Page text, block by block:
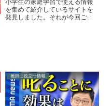
小学生の家庭学習で使える情報
を集めて紹介しているサイトを
発見しました。それが今回ご紹
教師に役立つ情報